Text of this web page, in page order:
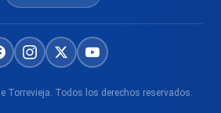
Torrevieja. Todos los derechos reservados.